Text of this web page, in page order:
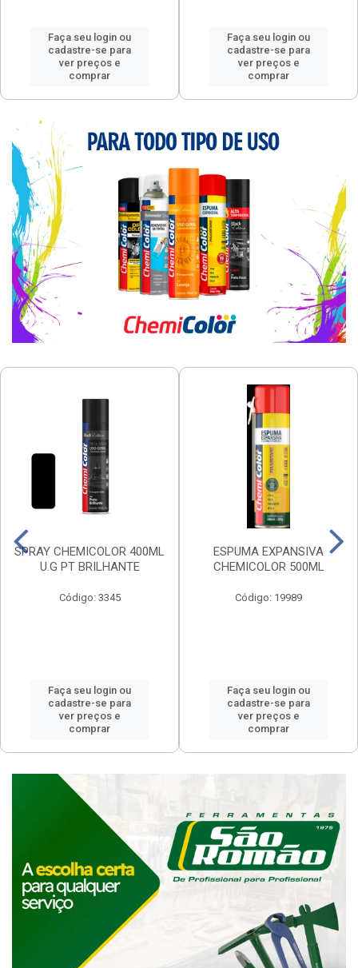
Faça seu login ou
cadastre-se para
ver preços e
comprar
Faça seu login ou
cadastre-se para
ver preços e
comprar
SPRAY CHEMICOLOR 400ML
U.G PT BRILHANTE
Código: 3345
Faça seu login ou
cadastre-se para
ver preços e
comprar
ESPUMA EXPANSIVA
CHEMICOLOR 500ML
Código: 19989
Faça seu login ou
cadastre-se para
ver preços e
comprar